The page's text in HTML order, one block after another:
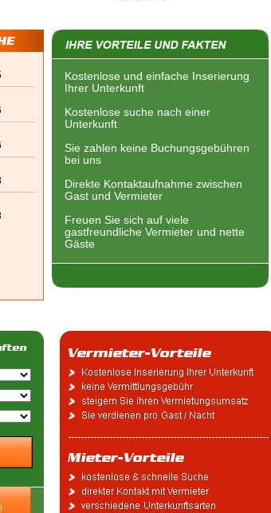
Kostenlose und einfache Inserierung
Ihrer Unterkunft
Kostenlose suche nach einer
Unterkunft
Sie zahlen keine Buchungsgebühren
bei uns
Direkte Kontaktaufnahme zwischen
Gast und Vermieter
Freuen Sie sich auf viele
gastfreundliche Vermieter und nette
Gäste